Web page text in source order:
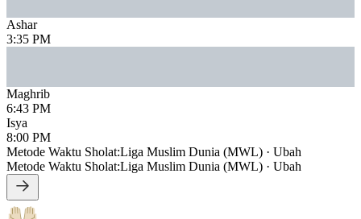
Ashar
3:35 PM
Maghrib
6:43 PM
Isya
8:00 PM
Metode Waktu Sholat:Liga Muslim Dunia (MWL) · Ubah
Metode Waktu Sholat:Liga Muslim Dunia (MWL) · Ubah